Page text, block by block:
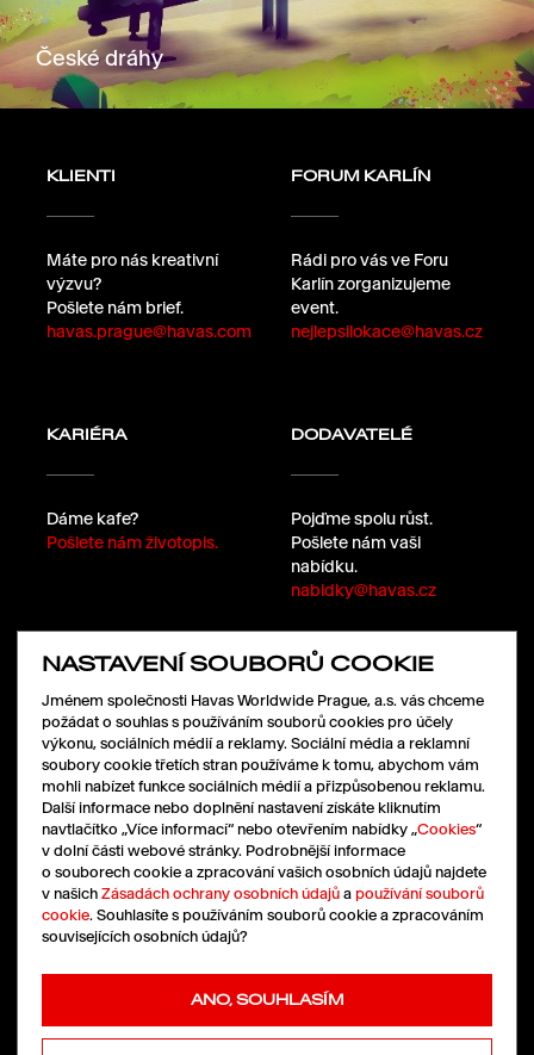
České dráhy
KLIENTI
Máte pro nás kreativní
výzvu?
Pošlete nám brief.
havas.prague@havas.com
FORUM KARLÍN
Rádi pro vás ve Foru
Karlín zorganizujeme
event.
nejlepsilokace@havas.cz
KARIÉRA
Dáme kafe?
Pošlete nám životopis.
DODAVATELÉ
Pojďme spolu růst.
Pošlete nám vaši
nabídku.
nabidky@havas.cz
SLEDUJTE NÁS
LinkedIn
Facebook
Instagram
X
NASTAVENÍ SOUBORŮ COOKIE
Jménem společnosti Havas Worldwide Prague, a.s. vás chceme
požádat o souhlas s používáním souborů cookies pro účely
výkonu, sociálních médií a reklamy. Sociální média a reklamní
soubory cookie třetích stran používáme k tomu, abychom vám
mohli nabízet funkce sociálních médií a přizpůsobenou reklamu.
Další informace nebo doplnění nastavení získáte kliknutím
navtlačítko „Více informací“ nebo otevřením nabídky „Cookies“
v dolní části webové stránky. Podrobnější informace
o souborech cookie a zpracování vašich osobních údajů najdete
v našich Zásadách ochrany osobních údajůa používání souborů
cookie. Souhlasíte s používáním souborů cookie a zpracováním
souvisejících osobních údajů?
ANO, SOUHLASÍM